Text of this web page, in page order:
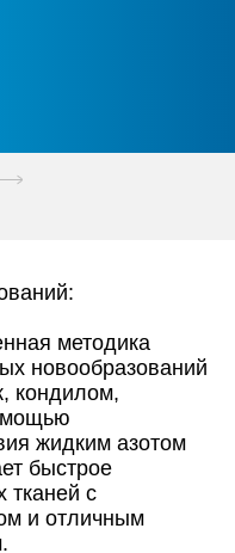
методика
новообразований
кондилом,
жидким азотом
быстрое
тканей с
и отличным